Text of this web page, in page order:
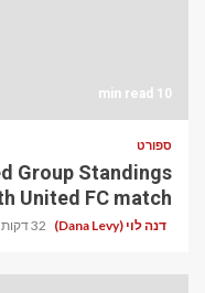
10 min read
ספורט
Group Standings
United FC match
דנה לוי (Dana Levy) 32 דקות ago